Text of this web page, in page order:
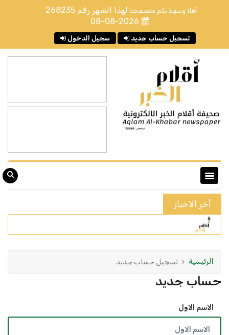
أهلا وسهلا بكم متصفحنا لهذا الشهر رقم 268235
08-08-2026
سجيل الدخول تسجيل حساب جديد
أخر الاخبار
الرئيسية تسجيل حساب جديد
حساب جديد
الاسم الاول